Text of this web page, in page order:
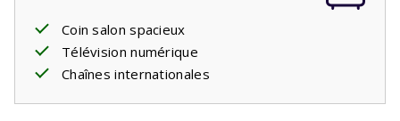
Coin salon spacieux
Télévision numérique
Chaînes internationales